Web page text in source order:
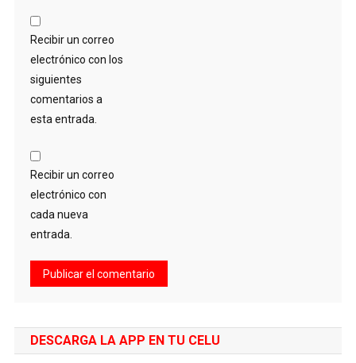
Recibir un correo
electrónico con los
siguientes
comentarios a
esta entrada.
Recibir un correo
electrónico con
cada nueva
entrada.
DESCARGA LA APP EN TU CELU